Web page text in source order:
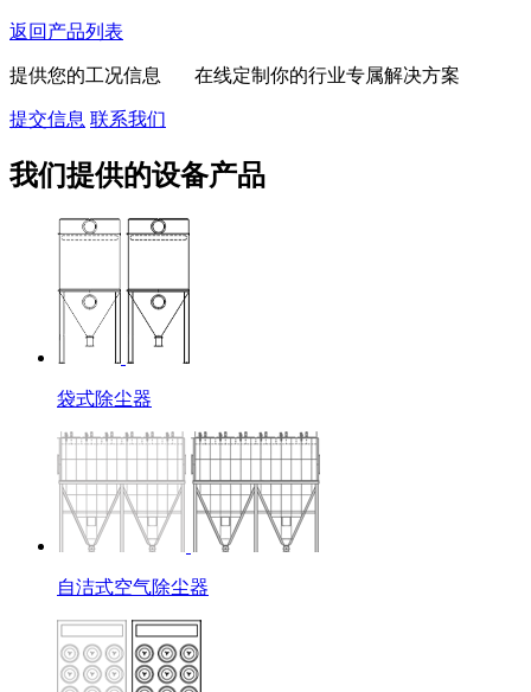
返回产品列表
提供您的工况信息 在线定制你的行业专属解决方案
提交信息 联系我们
我们提供的设备产品
袋式除尘器
自洁式空气除尘器